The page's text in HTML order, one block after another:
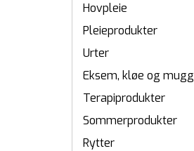
Hovpleie
Pleieprodukter
Urter
Eksem, kløe og mugg
Terapiprodukter
Sommerprodukter
Rytter